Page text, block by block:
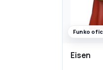
Funko
Eisen